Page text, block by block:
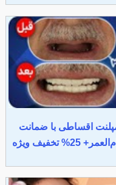
اقساطی با ضمانت
25% تخفیف ویژه